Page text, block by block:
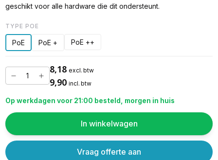
geschikt voor alle hardware die dit ondersteunt.
TYPE POE
PoE PoE + PoE ++
8,18 excl. btw
9,90 incl. btw
Op werkdagen voor 21:00 besteld, morgen in huis
In winkelwagen
Vraag offerte aan